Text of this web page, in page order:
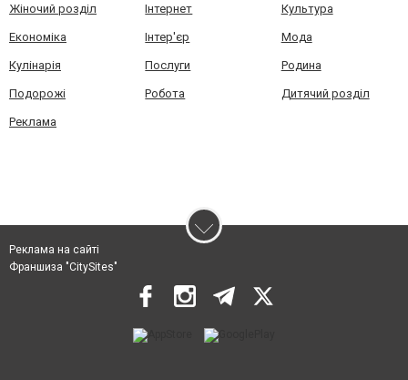
Жіночий розділ Інтернет Культура
Економіка Інтер'єр Мода
Кулінарія Послуги Родина
Подорожі Робота Дитячий розділ
Реклама
Реклама на сайті
Франшиза "CitySites"